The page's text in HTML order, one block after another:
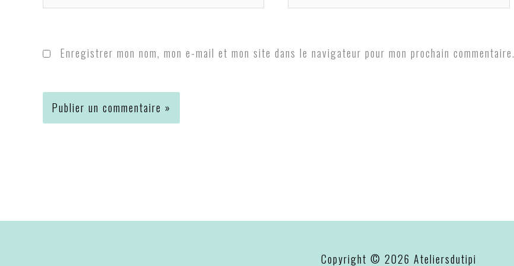
mail*
Enregistrer mon nom, mon e-mail et mon site dans le navigateur pour mon prochain commentaire.
Copyright © 2026 Ateliersdutipi